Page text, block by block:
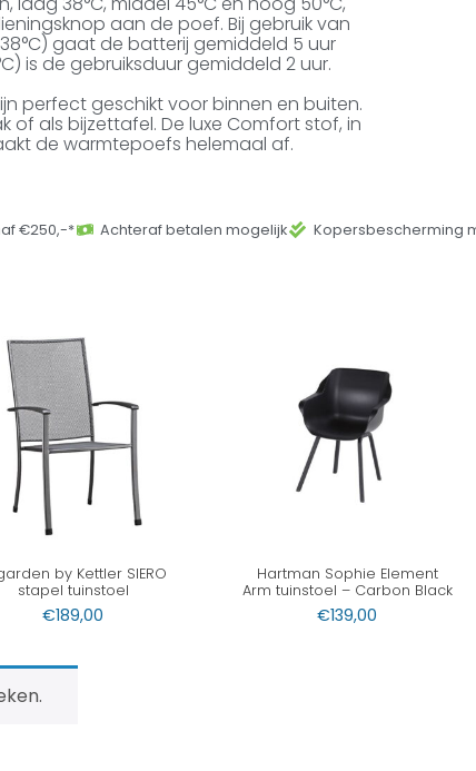
aan de poef. Bij gebruik van
gaat de batterij gemiddeld 5 uur
is de gebruiksduur gemiddeld 2 uur.
perfect geschikt voor binnen en buiten.
of als bijzettafel. De luxe Comfort stof, in
de warmtepoefs helemaal af.
€250,-* Achteraf betalen mogelijk Kopersbescherming
by Kettler SIERO
stapel tuinstoel
€189,00
Hartman Sophie Element
Arm tuinstoel – Carbon Black
€139,00